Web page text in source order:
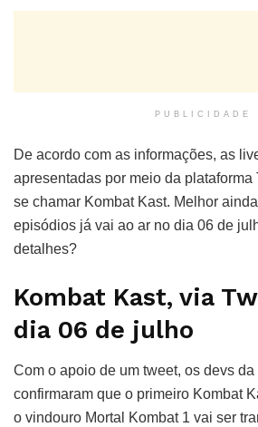
PUBLICIDADE
De acordo com as informações, as
apresentadas por meio da plataforma
se chamar Kombat Kast. Melhor
episódios já vai ao ar no dia 06 de
detalhes?
Kombat Kast, via
dia 06 de julho
Com o apoio de um tweet, os devs
confirmaram que o primeiro Kombat
o vindouro Mortal Kombat 1 vai ser